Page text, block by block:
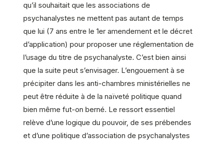
qu’il souhaitait que les associations de
psychanalystes ne mettent pas autant de temps
que lui (7 ans entre le 1er amendement et le décret
d’application) pour proposer une réglementation de
l’usage du titre de psychanalyste. C’est bien ainsi
que la suite peut s’envisager. L’engouement à se
précipiter dans les anti-chambres ministérielles ne
peut être réduite à de la naïveté politique quand
bien même fut-on berné. Le ressort essentiel
relève d’une logique du pouvoir, de ses prébendes
et d’une politique d’association de psychanalystes